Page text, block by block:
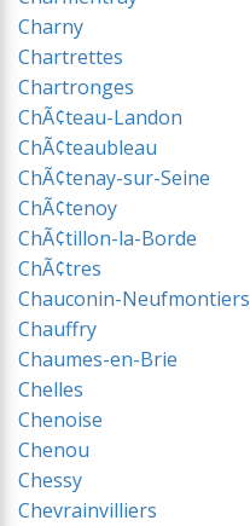
Charny
Chartrettes
Chartronges
ChÃ¢teau-Landon
ChÃ¢teaubleau
ChÃ¢tenay-sur-Seine
ChÃ¢tenoy
ChÃ¢tillon-la-Borde
ChÃ¢tres
Chauconin-Neufmontiers
Chauffry
Chaumes-en-Brie
Chelles
Chenoise
Chenou
Chessy
Chevrainvilliers